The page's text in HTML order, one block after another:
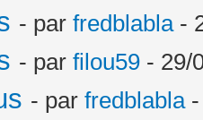
- par fredblabla-
- par filou59 - 29/
- par fredblabla-